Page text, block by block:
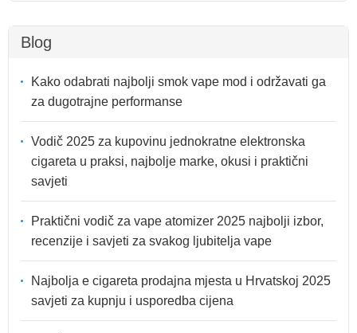
Blog
Kako odabrati najbolji smok vape mod i održavati ga
za dugotrajne performanse
Vodič 2025 za kupovinu jednokratne elektronska
cigareta u praksi, najbolje marke, okusi i praktični
savjeti
Praktični vodič za vape atomizer 2025 najbolji izbor,
recenzije i savjeti za svakog ljubitelja vape
Najbolja e cigareta prodajna mjesta u Hrvatskoj 2025
savjeti za kupnju i usporedba cijena